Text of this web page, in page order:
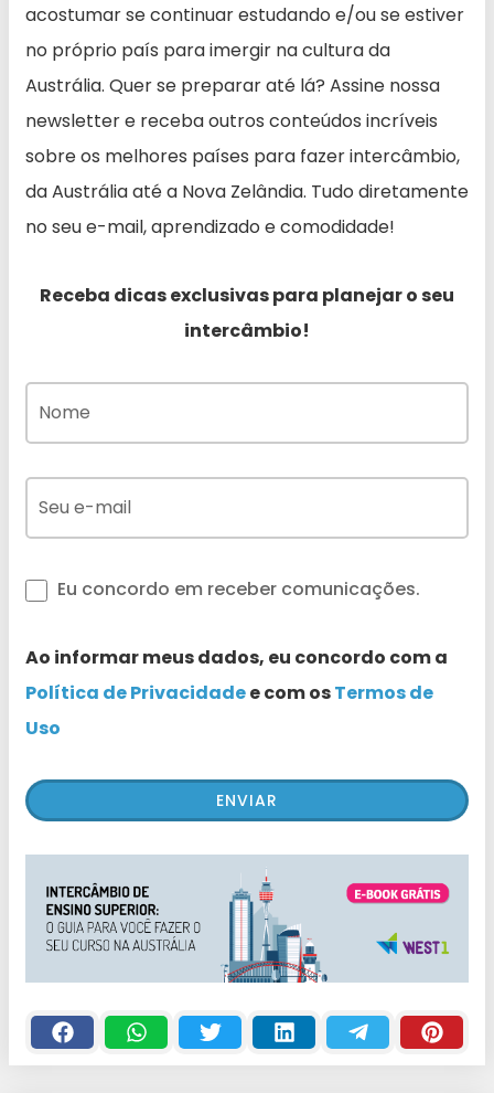
acostumar se continuar estudando e/ou se estiver
no próprio país para imergir na cultura da
Austrália. Quer se preparar até lá? Assine nossa
newsletter e receba outros conteúdos incríveis
sobre os melhores países para fazer intercâmbio,
da Austrália até a Nova Zelândia. Tudo diretamente
no seu e-mail, aprendizado e comodidade!
Receba dicas exclusivas para planejar o seu
intercâmbio!
Eu concordo em receber comunicações.
Ao informar meus dados, eu concordo com a
Política de Privacidadee com osTermos de
Uso